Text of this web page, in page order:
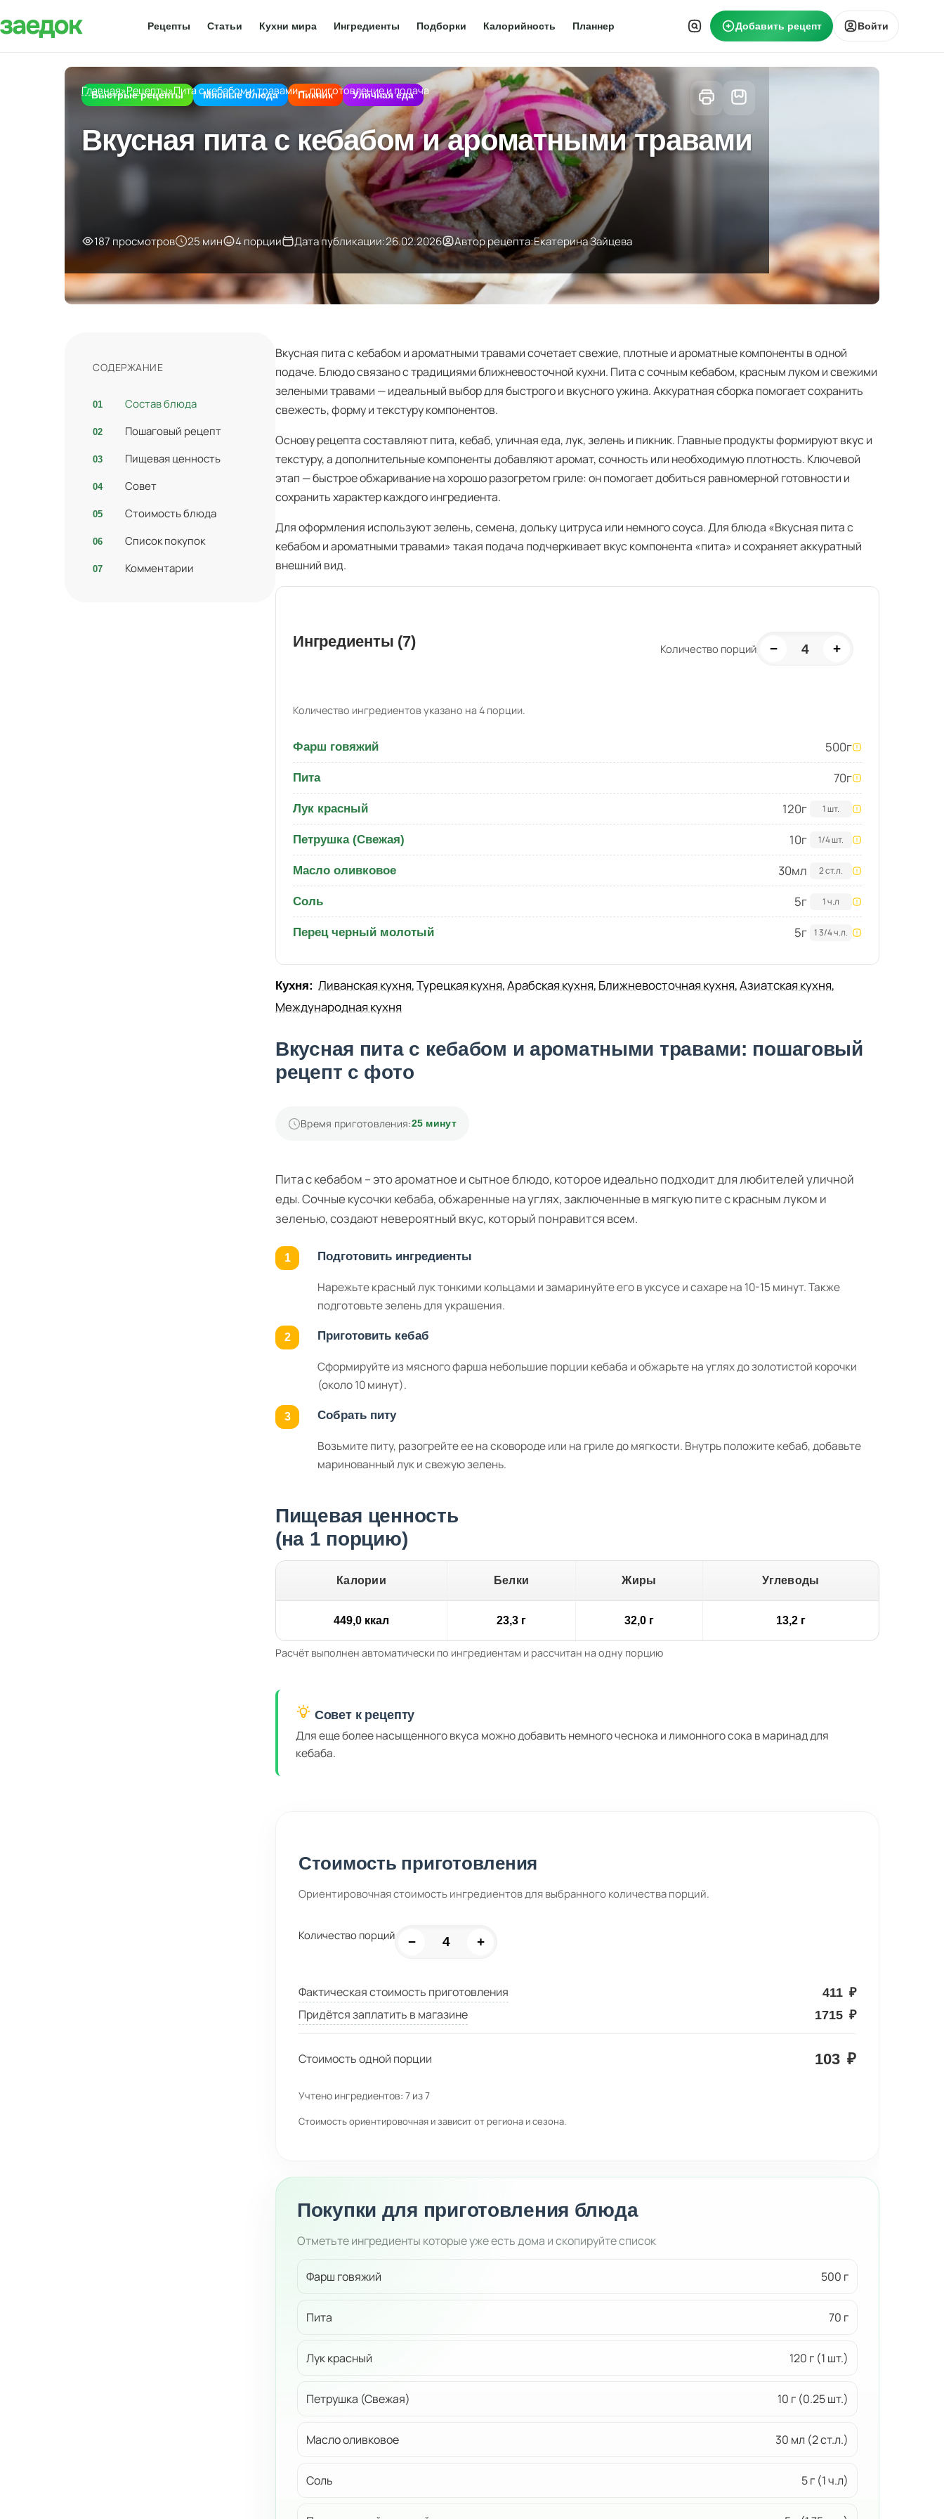
Рецепты Статьи Кухни мира Ингредиенты Подборки Калорийность Планнер Добавить рецепт Войти
Главная»Рецепты»Пита с кебабом и травами — приготовление и подача
Быстрые рецепты Мясные блюда Пикник Уличная еда
Вкусная пита с кебабом и ароматными травами
187 просмотров 25 мин 4 порции Дата публикации:26.02.2026 Автор рецепта:Екатерина Зайцева
СОДЕРЖАНИЕ
Состав блюда
Пошаговый рецепт
Пищевая ценность
Совет
Стоимость блюда
Список покупок
Комментарии
Вкусная пита с кебабом и ароматными травами сочетает свежие, плотные и ароматные компоненты в одной
подаче. Блюдо связано с традициями ближневосточной кухни. Пита с сочным кебабом, красным луком и свежими
зелеными травами — идеальный выбор для быстрого и вкусного ужина. Аккуратная сборка помогает сохранить
свежесть, форму и текстуру компонентов.
Основу рецепта составляют пита, кебаб, уличная еда, лук, зелень и пикник. Главные продукты формируют вкус и
текстуру, а дополнительные компоненты добавляют аромат, сочность или необходимую плотность. Ключевой
этап — быстрое обжаривание на хорошо разогретом гриле: он помогает добиться равномерной готовности и
сохранить характер каждого ингредиента.
Для оформления используют зелень, семена, дольку цитруса или немного соуса. Для блюда «Вкусная пита с
кебабом и ароматными травами» такая подача подчеркивает вкус компонента «пита» и сохраняет аккуратный
внешний вид.
Ингредиенты (7) Количество порций − 4 +
Количество ингредиентов указано на 4 порции.
Фарш говяжий 500г
Пита 70г
Лук красный 120г 1 шт.
Петрушка (Свежая) 10г 1/4 шт.
Масло оливковое 30мл 2 ст.л.
Соль 5г 1 ч.л
Перец черный молотый 5г 1 3/4 ч.л.
Кухня: Ливанская кухня,Турецкая кухня,Арабская кухня, Ближневосточная кухня,Азиатская кухня,
Международная кухня
Вкусная пита с кебабом и ароматными травами: пошаговый
рецепт с фото
Время приготовления:25 минут
Пита с кебабом – это ароматное и сытное блюдо, которое идеально подходит для любителей уличной
еды. Сочные кусочки кебаба, обжаренные на углях, заключенные в мягкую пите с красным луком и
зеленью, создают невероятный вкус, который понравится всем.
Подготовить ингредиенты
Нарежьте красный лук тонкими кольцами и замаринуйте его в уксусе и сахаре на 10-15 минут. Также
подготовьте зелень для украшения.
Приготовить кебаб
Сформируйте из мясного фарша небольшие порции кебаба и обжарьте на углях до золотистой корочки
(около 10 минут).
Собрать питу
Возьмите питу, разогрейте ее на сковороде или на гриле до мягкости. Внутрь положите кебаб, добавьте
маринованный лук и свежую зелень.
Пищевая ценность
(на 1 порцию)
Калории Белки Жиры Углеводы
449,0 ккал 23,3 г 32,0 г 13,2 г
Расчёт выполнен автоматически по ингредиентам и рассчитан на одну порцию
Совет к рецепту
Для еще более насыщенного вкуса можно добавить немного чеснока и лимонного сока в маринад для
кебаба.
Стоимость приготовления
Ориентировочная стоимость ингредиентов для выбранного количества порций.
Количество порций − +
Фактическая стоимость приготовления 411 ₽
Придётся заплатить в магазине 1715 ₽
Стоимость одной порции 103 ₽
Учтено ингредиентов: 7 из7
Стоимость ориентировочная и зависит от региона и сезона.
Покупки для приготовления блюда
Отметьте ингредиенты которые уже есть дома и скопируйте список
Фарш говяжий 500 г
Пита 70 г
Лук красный 120 г (1 шт.)
Петрушка (Свежая) 10 г (0.25 шт.)
Масло оливковое 30 мл (2 ст.л.)
Соль 5 г (1 ч.л)